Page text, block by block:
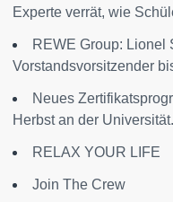
Experte verrät, wie
REWE Group: Lionel
Vorstandsvorsitzender
Neues
Herbst an der
RELAX YOUR LIFE
Join The Crew